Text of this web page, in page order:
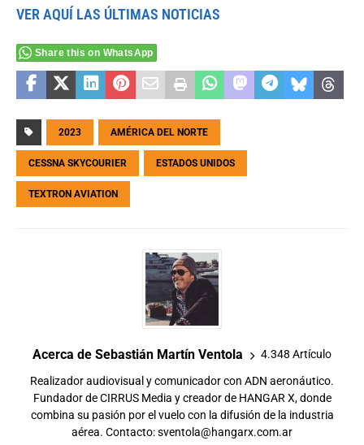
VER AQUÍ LAS ÚLTIMAS NOTICIAS
Share this on WhatsApp
2023 AMÉRICA DEL NORTE
CESSNA SKYCOURIER ESTADOS UNIDOS
TEXTRON AVIATION
Acerca de Sebastián Martín Ventola 4.348 Artículo
Realizador audiovisual y comunicador con ADN aeronáutico.
Fundador de CIRRUS Media y creador de HANGAR X, donde
combina su pasión por el vuelo con la difusión de la industria
aérea. Contacto:sventola@hangarx.com.ar